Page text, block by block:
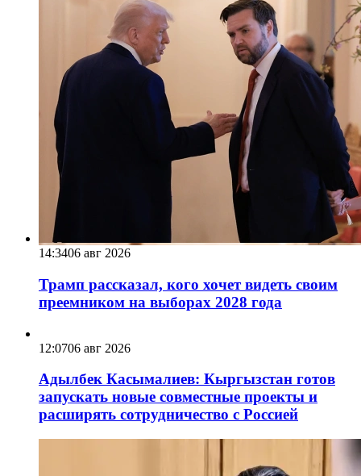
14:3406 авг 2026
Трамп рассказал, кого хочет видеть своим
преемником на выборах 2028 года
12:0706 авг 2026
Адылбек Касымалиев: Кыргызстан готов
запускать новые совместные проекты и
расширять сотрудничество с Россией